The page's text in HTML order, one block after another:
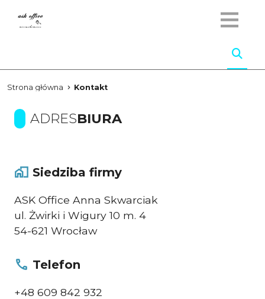
Strona główna Kontakt
ADRESBIURA
Siedziba firmy
ASK Office Anna Skwarciak
ul. Żwirki i Wigury 10 m. 4
54-621 Wrocław
Telefon
+48 609 842 932